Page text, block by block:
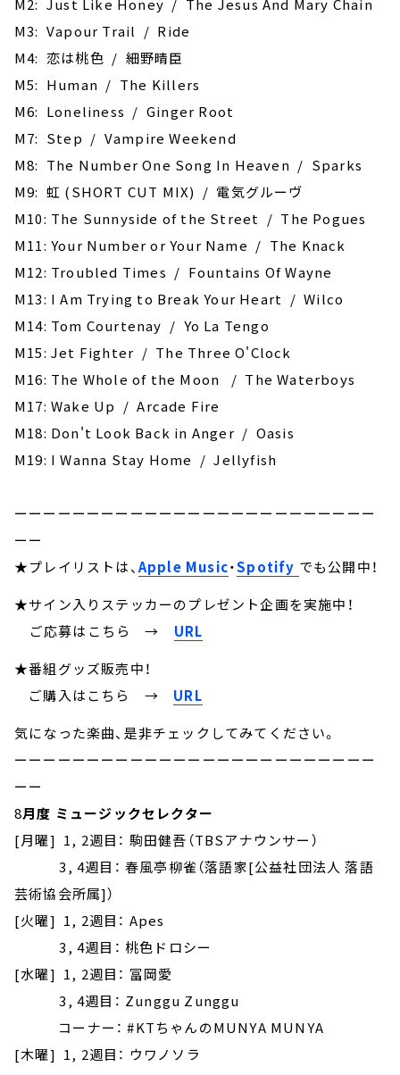
M2: Just Like Honey / The Jesus And Mary Chain
M3: Vapour Trail / Ride
M4: 恋は桃色 / 細野晴臣
M5: Human / The Killers
M6: Loneliness / Ginger Root
M7: Step / Vampire Weekend
M8: The Number One Song In Heaven / Sparks
M9: ‎虹 (SHORT CUT MIX) / 電気グルーヴ
M10: The Sunnyside of the Street / The Pogues
M11: Your Number or Your Name / The Knack
M12: Troubled Times / Fountains Of Wayne
M13: I Am Trying to Break Your Heart / Wilco
M14: Tom Courtenay / Yo La Tengo
M15: Jet Fighter / The Three O'Clock
M16: The Whole of the Moon / The Waterboys
M17: Wake Up / Arcade Fire
M18: Don't Look Back in Anger / Oasis
M19: I Wanna Stay Home / Jellyfish
ーーーーーーーーーーーーーーーーーーーーーーーーー
ーー
★プレイリストは、Apple Music・Spotify でも公開中！
★サイン入りステッカーのプレゼント企画を実施中！
ご応募はこちら→
URL
★番組グッズ販売中！
ご購入はこちら → URL
気になった楽曲、是非チェックしてみてください。
ーーーーーーーーーーーーーーーーーーーーーーーーー
ーー
8月度 ミュージックセレクター
[月曜] 1, 2週目： 駒田健吾（TBSアナウンサー）
3, 4週目： 春風亭柳雀（落語家[公益社団法人 落語
芸術協会所属]）
[火曜] 1, 2週目： Apes
3, 4週目： 桃色ドロシー
[水曜] 1, 2週目： 冨岡愛
3, 4週目： Zunggu Zunggu
コーナー： #KTちゃんのMUNYA MUNYA
[木曜] 1, 2週目： ウワノソラ